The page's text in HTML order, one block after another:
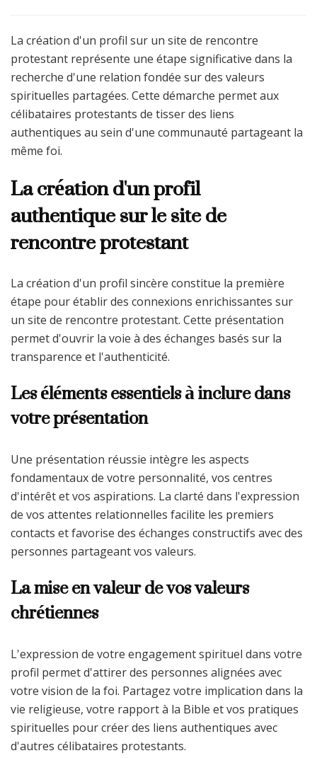
La création d'un profil sur un site de rencontre
protestant représente une étape significative dans la
recherche d'une relation fondée sur des valeurs
spirituelles partagées. Cette démarche permet aux
célibataires protestants de tisser des liens
authentiques au sein d'une communauté partageant la
même foi.
La création d'un profil
authentique sur le site de
rencontre protestant
La création d'un profil sincère constitue la première
étape pour établir des connexions enrichissantes sur
un site de rencontre protestant. Cette présentation
permet d'ouvrir la voie à des échanges basés sur la
transparence et l'authenticité.
Les éléments essentiels à inclure dans
votre présentation
Une présentation réussie intègre les aspects
fondamentaux de votre personnalité, vos centres
d'intérêt et vos aspirations. La clarté dans l'expression
de vos attentes relationnelles facilite les premiers
contacts et favorise des échanges constructifs avec des
personnes partageant vos valeurs.
La mise en valeur de vos valeurs
chrétiennes
L'expression de votre engagement spirituel dans votre
profil permet d'attirer des personnes alignées avec
votre vision de la foi. Partagez votre implication dans la
vie religieuse, votre rapport à la Bible et vos pratiques
spirituelles pour créer des liens authentiques avec
d'autres célibataires protestants.